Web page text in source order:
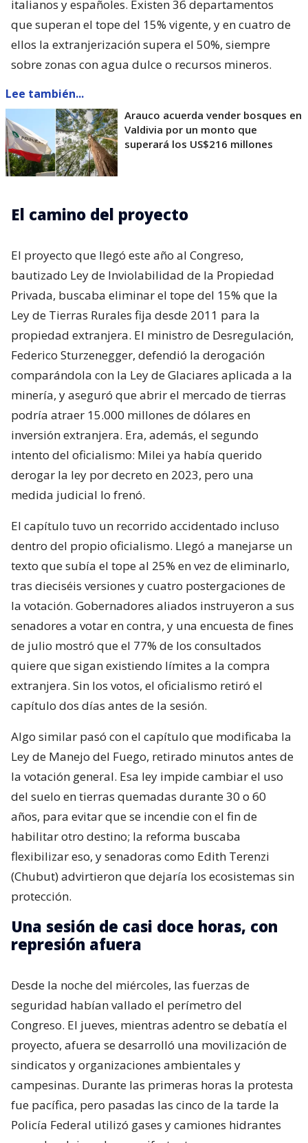
italianos y españoles. Existen 36 departamentos
que superan el tope del 15% vigente, y en cuatro de
ellos la extranjerización supera el 50%, siempre
sobre zonas con agua dulce o recursos mineros.
Lee también...
Arauco acuerda vender bosques en
Valdivia por un monto que
superará los US$216 millones
El camino del proyecto
El proyecto que llegó este año al Congreso,
bautizado Ley de Inviolabilidad de la Propiedad
Privada, buscaba eliminar el tope del 15% que la
Ley de Tierras Rurales fija desde 2011 para la
propiedad extranjera. El ministro de Desregulación,
Federico Sturzenegger, defendió la derogación
comparándola con la Ley de Glaciares aplicada a la
minería, y aseguró que abrir el mercado de tierras
podría atraer 15.000 millones de dólares en
inversión extranjera. Era, además, el segundo
intento del oficialismo: Milei ya había querido
derogar la ley por decreto en 2023, pero una
medida judicial lo frenó.
El capítulo tuvo un recorrido accidentado incluso
dentro del propio oficialismo. Llegó a manejarse un
texto que subía el tope al 25% en vez de eliminarlo,
tras dieciséis versiones y cuatro postergaciones de
la votación. Gobernadores aliados instruyeron a sus
senadores a votar en contra, y una encuesta de fines
de julio mostró que el 77% de los consultados
quiere que sigan existiendo límites a la compra
extranjera. Sin los votos, el oficialismo retiró el
capítulo dos días antes de la sesión.
Algo similar pasó con el capítulo que modificaba la
Ley de Manejo del Fuego, retirado minutos antes de
la votación general. Esa ley impide cambiar el uso
del suelo en tierras quemadas durante 30 o 60
años, para evitar que se incendie con el fin de
habilitar otro destino; la reforma buscaba
flexibilizar eso, y senadoras como Edith Terenzi
(Chubut) advirtieron que dejaría los ecosistemas sin
protección.
Una sesión de casi doce horas, con
represión afuera
Desde la noche del miércoles, las fuerzas de
seguridad habían vallado el perímetro del
Congreso. El jueves, mientras adentro se debatía el
proyecto, afuera se desarrolló una movilización de
sindicatos y organizaciones ambientales y
campesinas. Durante las primeras horas la protesta
fue pacífica, pero pasadas las cinco de la tarde la
Policía Federal utilizó gases y camiones hidrantes